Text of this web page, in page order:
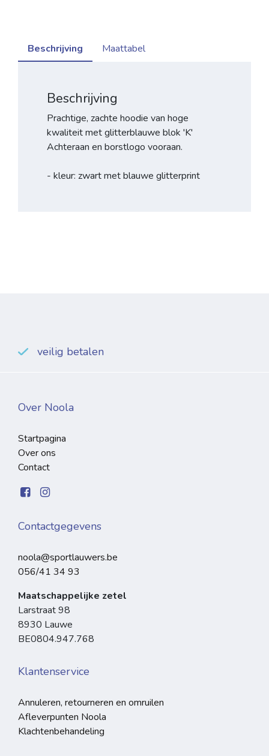
Beschrijving Maattabel
Beschrijving
Prachtige, zachte hoodie van hoge
kwaliteit met glitterblauwe blok 'K'
Achteraan en borstlogo vooraan.
- kleur: zwart met blauwe glitterprint
veilig betalen
Over Noola
Startpagina
Over ons
Contact
Contactgegevens
noola@sportlauwers.be
056/41 34 93
Maatschappelijke zetel
Larstraat 98
8930 Lauwe
BE0804.947.768
Klantenservice
Annuleren, retourneren en omruilen
Afleverpunten Noola
Klachtenbehandeling